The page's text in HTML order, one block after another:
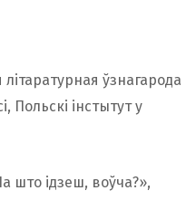
ўзнагарода
Польскі інстытут у
што ідзеш, воўча?»,